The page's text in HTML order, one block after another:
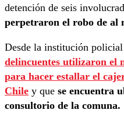
detención de seis
perpetraron el robo de al
Desde la institución
delincuentes utilizaron el
para hacer estallar el
Chile y que se encuentra
consultorio de la comuna.